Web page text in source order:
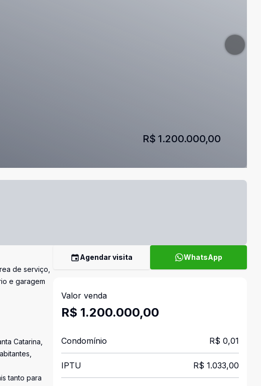
R$ 1.200.000,00
de serviço,
e garagem
Catarina,
tanto para
Agendar visita WhatsApp
Valor venda
R$ 1.200.000,00
Condomínio R$ 0,01
IPTU R$ 1.033,00